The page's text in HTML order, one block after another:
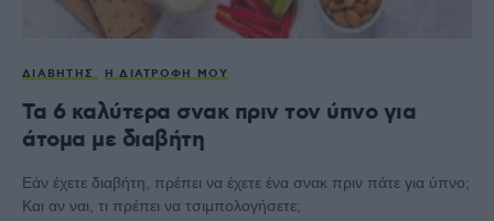
ΔΙΑΒΉΤΗΣ Η ΔΙΑΤΡΟΦΉ ΜΟΥ
Τα 6 καλύτερα σνακ πριν τον ύπνο για
άτομα με διαβήτη
Εάν έχετε διαβήτη, πρέπει να έχετε ένα σνακ πριν πάτε για ύπνο;
Και αν ναι, τι πρέπει να τσιμπολογήσετε;